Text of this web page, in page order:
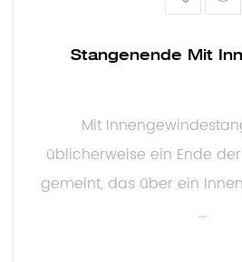
Stangenende Mit
Mit
üblicherweise ein Ende
gemeint, das über ein
...